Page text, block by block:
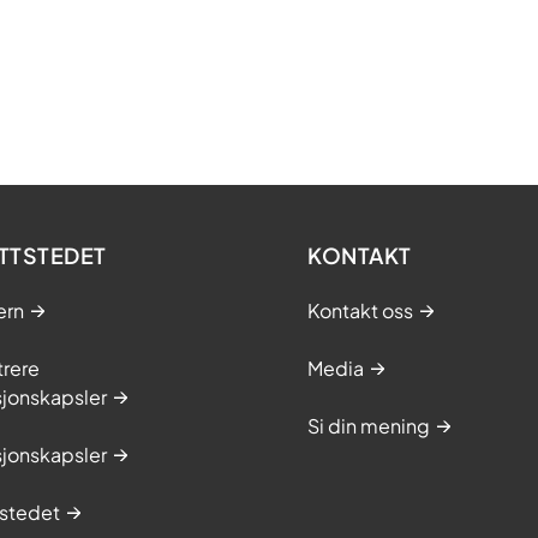
KONTAKT
Kontakt oss
Media
Si din mening